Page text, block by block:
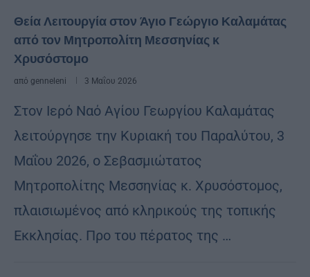
Θεία Λειτουργία στον Άγιο Γεώργιο Καλαμάτας
από τον Μητροπολίτη Μεσσηνίας κ
Χρυσόστομο
από genneleni 3 Μαΐου 2026
Στον Ιερό Ναό Αγίου Γεωργίου Καλαμάτας
λειτούργησε την Κυριακή του Παραλύτου, 3
Μαΐου 2026, ο Σεβασμιώτατος
Μητροπολίτης Μεσσηνίας κ. Χρυσόστομος,
πλαισιωμένος από κληρικούς της τοπικής
Εκκλησίας. Προ του πέρατος της …